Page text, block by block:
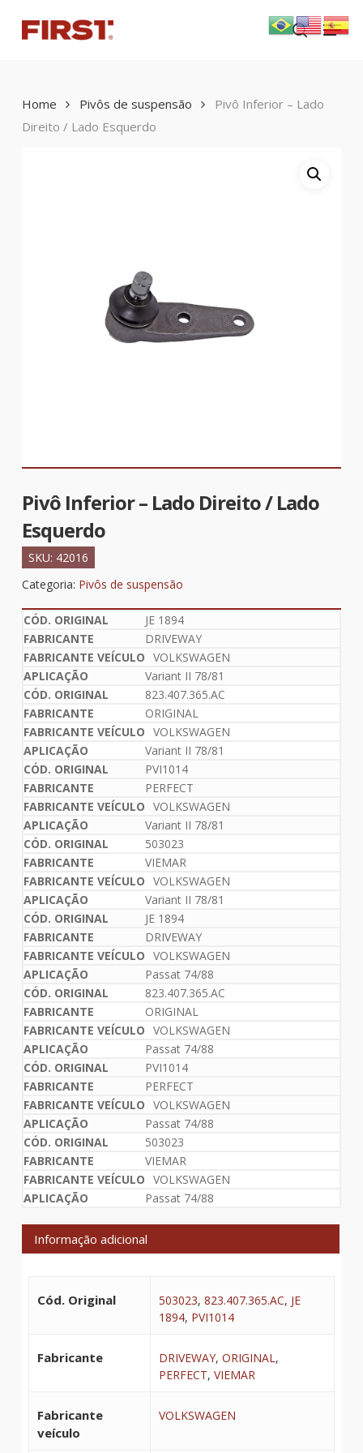
main
search
Menu
Home Pivôs de suspensão
Pivô Inferior – Lado
Direito / Lado Esquerdo
Pivô Inferior – Lado Direito / Lado
Esquerdo
SKU: 42016
Categoria: Pivôs de suspensão
JE 1894
DRIVEWAY
VOLKSWAGEN
Variant II 78/81
823.407.365.AC
ORIGINAL
VOLKSWAGEN
Variant II 78/81
PVI1014
PERFECT
VOLKSWAGEN
Variant II 78/81
503023
VIEMAR
VOLKSWAGEN
Variant II 78/81
JE 1894
DRIVEWAY
VOLKSWAGEN
Passat 74/88
823.407.365.AC
ORIGINAL
VOLKSWAGEN
Passat 74/88
PVI1014
PERFECT
VOLKSWAGEN
Passat 74/88
503023
VIEMAR
VOLKSWAGEN
Passat 74/88
Informação adicional
Cód. Original 503023, 823.407.365.AC, JE
1894, PVI1014
Fabricante DRIVEWAY, ORIGINAL,
PERFECT, VIEMAR
Fabricante
veículo
VOLKSWAGEN